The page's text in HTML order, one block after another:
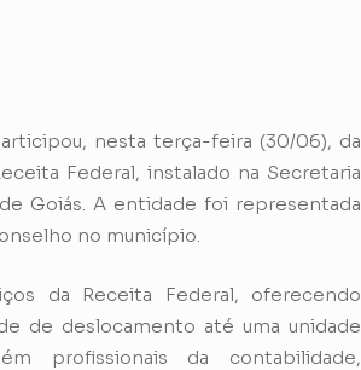
nesta terça-feira (30/06), da
Federal, instalado na Secretaria
Goiás. A entidade foi representada
no município.
da Receita Federal, oferecendo
de deslocamento até uma unidade
profissionais da contabilidade,